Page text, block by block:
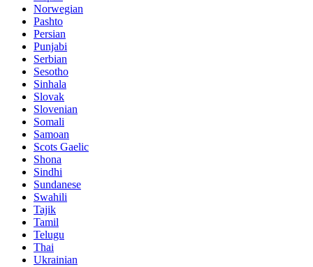
Norwegian
Pashto
Persian
Punjabi
Serbian
Sesotho
Sinhala
Slovak
Slovenian
Somali
Samoan
Scots Gaelic
Shona
Sindhi
Sundanese
Swahili
Tajik
Tamil
Telugu
Thai
Ukrainian